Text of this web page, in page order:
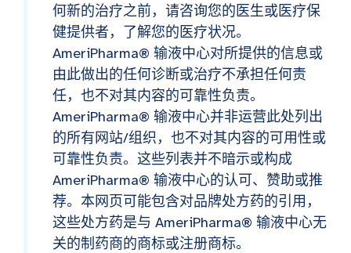
何新的治疗之前，请咨询您的医生或医疗保
健提供者，了解您的医疗状况。
AmeriPharma® 输液中心对所提供的信息或
由此做出的任何诊断或治疗不承担任何责
任，也不对其内容的可靠性负责。
AmeriPharma® 输液中心并非运营此处列出
的所有网站/组织，也不对其内容的可用性或
可靠性负责。这些列表并不暗示或构成
AmeriPharma® 输液中心的认可、赞助或推
荐。本网页可能包含对品牌处方药的引用，
这些处方药是与 AmeriPharma® 输液中心无
关的制药商的商标或注册商标。